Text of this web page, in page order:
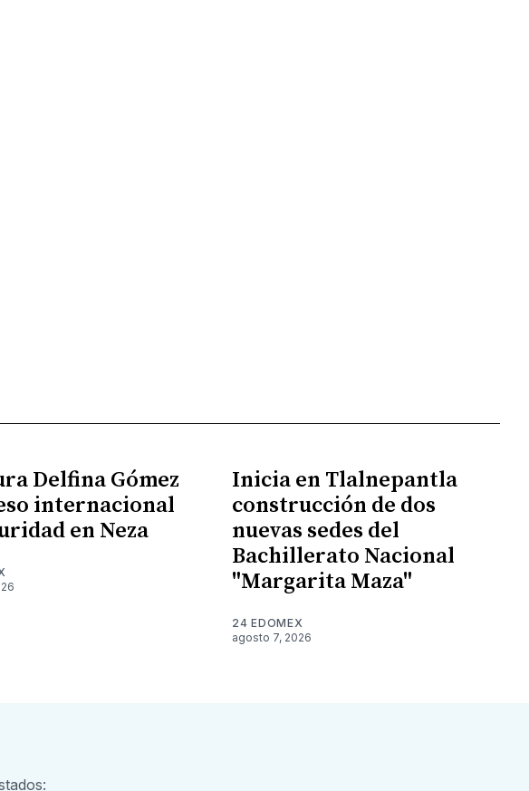
Delfina Gómez
internacional
en Neza
Inicia en Tlalnepantla
construcción de dos
nuevas sedes del
Bachillerato Nacional
"Margarita Maza"
24 EDOMEX
agosto 7, 2026